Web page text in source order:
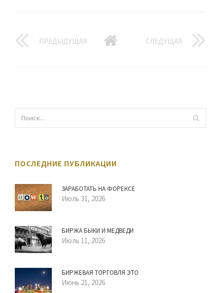
ПРЕДЫДУЩАЯ СЛЕДУЩАЯ
ПОСЛЕДНИЕ ПУБЛИКАЦИИ
ЗАРАБОТАТЬ НА ФОРЕКСЕ
Июль 31, 2026
БИРЖА БЫКИ И МЕДВЕДИ
Июль 11, 2026
БИРЖЕВАЯ ТОРГОВЛЯ ЭТО
Июнь 21, 2026